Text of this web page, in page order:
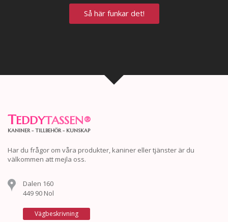
Så här funkar det!
TEDDYTASSEN®
KANINER - TILLBEHÖR - KUNSKAP
Har du frågor om våra produkter, kaniner eller tjänster är du
välkommen att mejla oss.
Dalen 160
449 90 Nol
Vägbeskrivning